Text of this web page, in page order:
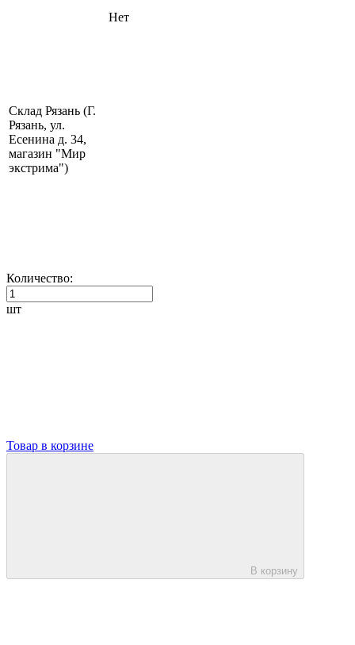
Склад Рязань (Г.
Рязань, ул.
Есенина д. 34,
магазин "Мир
экстрима")
Нет
Количество:
шт
Товар в корзине
В корзину